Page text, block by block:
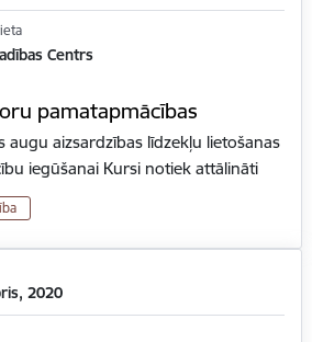
Centrs
pamatapmācības
augu aizsardzības līdzekļu lietošanas
iegūšanai Kursi notiek attālināti
2020